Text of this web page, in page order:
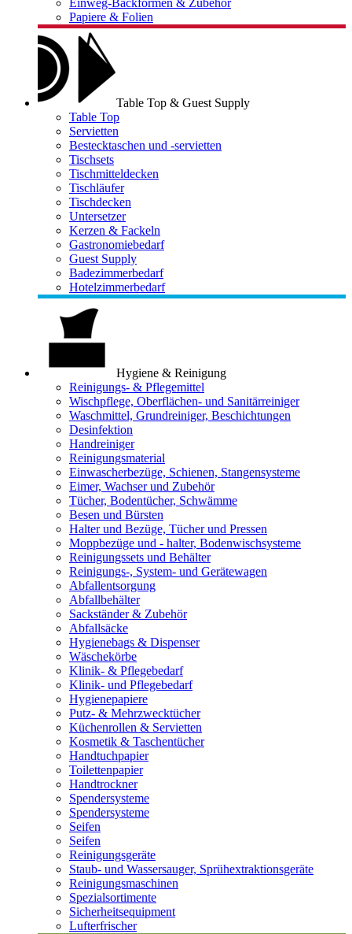
Einweg-Backformen & Zubehör
Papiere & Folien
Table Top & Guest Supply
Table Top
Servietten
Bestecktaschen und -servietten
Tischsets
Tischmitteldecken
Tischläufer
Tischdecken
Untersetzer
Kerzen & Fackeln
Gastronomiebedarf
Guest Supply
Badezimmerbedarf
Hotelzimmerbedarf
Hygiene & Reinigung
Reinigungs- & Pflegemittel
Wischpflege, Oberflächen- und Sanitärreiniger
Waschmittel, Grundreiniger, Beschichtungen
Desinfektion
Handreiniger
Reinigungsmaterial
Einwascherbezüge, Schienen, Stangensysteme
Eimer, Wachser und Zubehör
Tücher, Bodentücher, Schwämme
Besen und Bürsten
Halter und Bezüge, Tücher und Pressen
Moppbezüge und - halter, Bodenwischsysteme
Reinigungssets und Behälter
Reinigungs-, System- und Gerätewagen
Abfallentsorgung
Abfallbehälter
Sackständer & Zubehör
Abfallsäcke
Hygienebags & Dispenser
Wäschekörbe
Klinik- & Pflegebedarf
Klinik- und Pflegebedarf
Hygienepapiere
Putz- & Mehrzwecktücher
Küchenrollen & Servietten
Kosmetik & Taschentücher
Handtuchpapier
Toilettenpapier
Handtrockner
Spendersysteme
Spendersysteme
Seifen
Seifen
Reinigungsgeräte
Staub- und Wassersauger, Sprühextraktionsgeräte
Reinigungsmaschinen
Spezialsortimente
Sicherheitsequipment
Lufterfrischer